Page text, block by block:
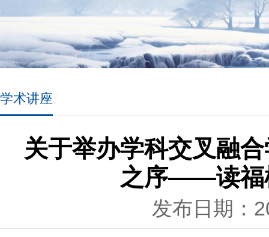
学术讲座
关于举办学科交叉融
之序——读福
发布日期：